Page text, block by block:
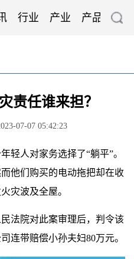
行业 产业 产品 技术
责任谁来担？
07-07 05:42:23
轻人对家务选择了“躺平”。
他们购买的电动拖把却在收
灾波及全屋。
法院对此案审理后，判令该
连带赔偿小孙夫妇80万元。